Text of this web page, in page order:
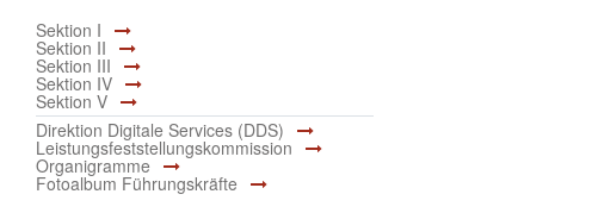
Sektion I
Sektion II
Sektion III
Sektion IV
Sektion V
Direktion Digitale Services (DDS)
Leistungsfeststellungskommission
Organigramme
Fotoalbum Führungskräfte